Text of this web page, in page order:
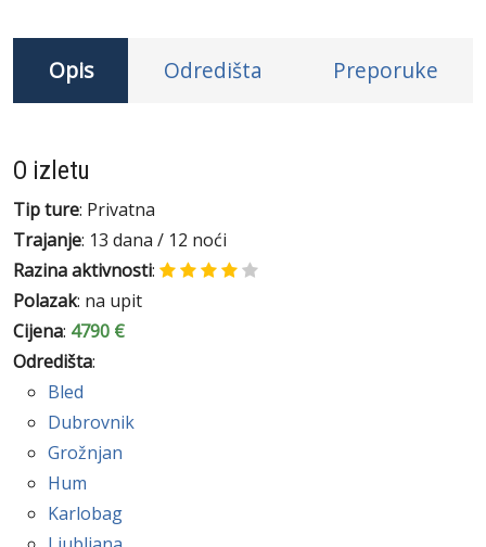
Opis Odredišta Preporuke
O izletu
Tip ture: Privatna
Trajanje: 13 dana / 12 noći
Razina aktivnosti:
Polazak: na upit
Cijena: 4790 €
Odredišta:
Bled
Dubrovnik
Grožnjan
Hum
Karlobag